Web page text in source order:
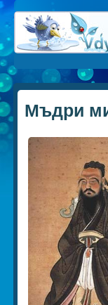
Мъдри